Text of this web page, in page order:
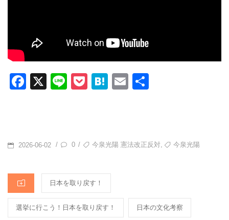
F
b
o
k
X
Li
P
H
a
E
POSTED
2026-06-02 / 0 / TAGS今泉光陽 憲法改正反対 今泉光陽
CATEGORIES
日本を取り戻す！
選挙に行こう！日本を取り戻す！ 日本の文化考察